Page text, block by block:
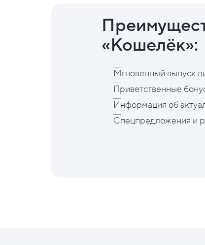
«Кошелёк»:
Мгновенный выпуск
Приветственные
Информация об
Спецпредложения и